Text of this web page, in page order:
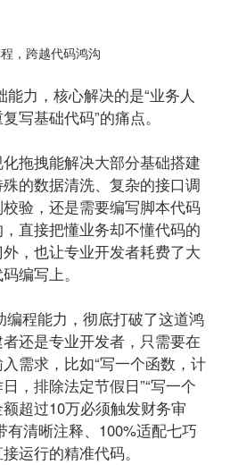
，跨越代码鸿沟
力，核心解决的是“业务人
写基础代码”的痛点。
拖拽能解决大部分基础搭建
的数据清洗、复杂的接口调
验，还是需要编写脚本代码
直接把懂业务却不懂代码的
，也让专业开发者耗费了大
编写上。
编程能力，彻底打破了这道鸿
还是专业开发者，只需要在
需求，比如“写一个函数，计
，排除法定节假日”“写一个
超过10万必须触发财务审
有清晰注释、100%适配七巧
运行的精准代码。